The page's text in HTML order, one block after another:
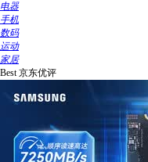
电器
手机
数码
运动
家居
Best 京东优评